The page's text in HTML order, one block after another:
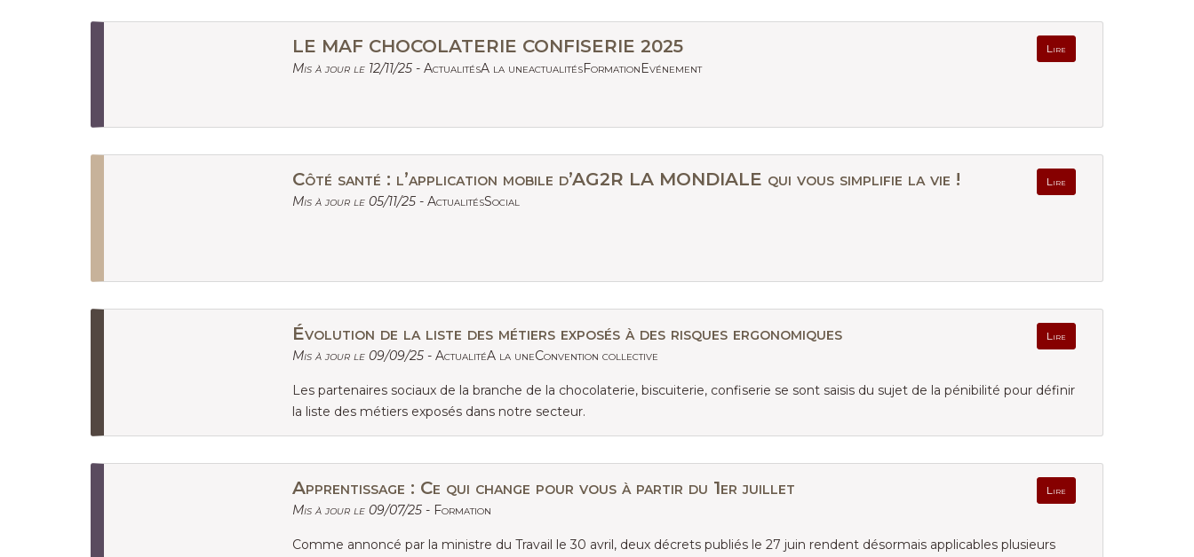
LE MAF CHOCOLATERIE CONFISERIE 2025 Lire
Mis à jour le 12/11/25 -ActualitésA la uneactualitésFormationEvénement
Côté santé : l’application mobile d’AG2R LA MONDIALE qui vous simplifie la vie ! Lire
Mis à jour le 05/11/25 -ActualitésSocial
Évolution de la liste des métiers exposés à des risques ergonomiques Lire
Mis à jour le 09/09/25 -ActualitéA la uneConvention collective
Les partenaires sociaux de la branche de la chocolaterie, biscuiterie, confiserie se sont saisis du sujet de la pénibilité pour définir
la liste des métiers exposés dans notre secteur.
Apprentissage : Ce qui change pour vous à partir du 1er juillet Lire
Mis à jour le 09/07/25 - Formation
Comme annoncé par la ministre du Travail le 30 avril, deux décrets publiés le 27 juin rendent désormais applicables plusieurs